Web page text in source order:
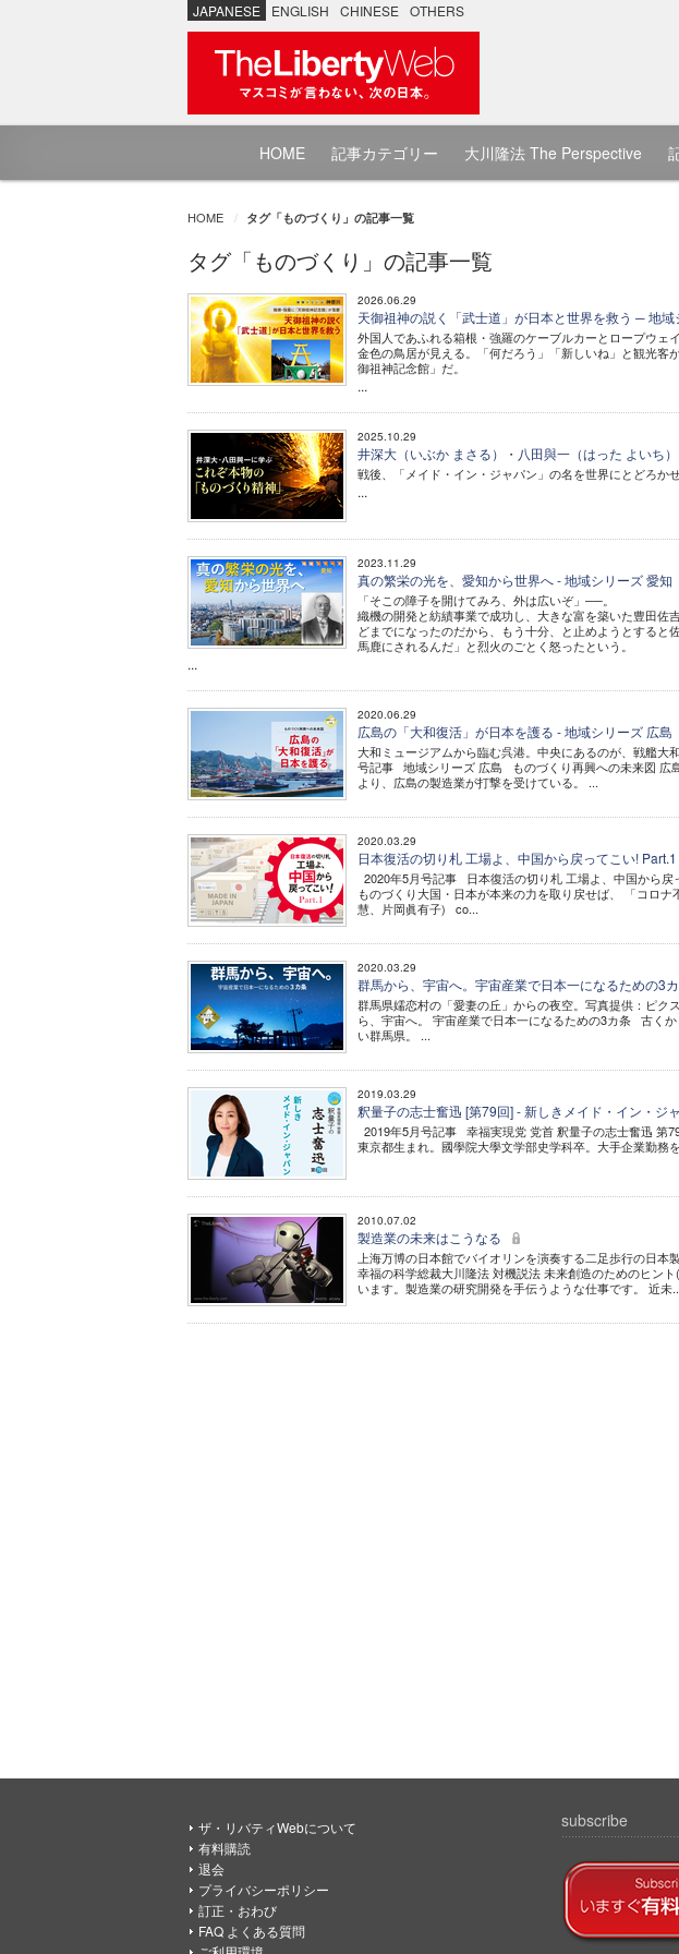
JAPANESE ENGLISH CHINESE OTHERS
HOME 記事カテゴリー 大川隆法 The Perspective
HOME タグ「ものづくり」の記事一覧
タグ「ものづくり」の記事一覧
2026.06.29
天御祖神の説く「武士道」が日本と世界を救う ─ 地域
外国人であふれる箱根・強羅のケーブルカーとロープウ
金色の鳥居が見える。「何だろう」「新しいね」と観光客
御祖神記念館」だ。
...
2025.10.29
井深大（いぶか まさる）・八田與一（はった よいち
戦後、「メイド・イン・ジャパン」の名を世界にとどろか
...
2023.11.29
真の繁栄の光を、愛知から世界へ - 地域シリーズ 愛知
「そこの障子を開けてみろ、外は広いぞ」──。
織機の開発と紡績事業で成功し、大きな富を築いた豊田佐
どまでになったのだから、もう十分、と止めようとする
馬鹿にされるんだ」と烈火のごとく怒ったという。
...
2020.06.29
広島の「大和復活」が日本を護る - 地域シリーズ 広島
大和ミュージアムから臨む呉港。中央にあるのが、戦艦
号記事 地域シリーズ 広島 ものづくり再興への未来図 広
より、広島の製造業が打撃を受けている。 ...
2020.03.29
日本復活の切り札 工場よ、中国から戻ってこい! Part.1
2020年5月号記事 日本復活の切り札 工場よ、中国から
ものづくり大国・日本が本来の力を取り戻せば、 「コロ
慧、片岡眞有子) co...
2020.03.29
群馬から、宇宙へ。宇宙産業で日本一になるための3
群馬県嬬恋村の「愛妻の丘」からの夜空。写真提供：
ら、宇宙へ。 宇宙産業で日本一になるための3カ条 古く
い群馬県。 ...
2019.03.29
釈量子の志士奮迅 [第79回] - 新しきメイド・イン・ジ
2019年5月号記事 幸福実現党 党首 釈量子の志士奮迅 第
東京都生まれ。國學院大學文学部史学科卒。大手企業勤務
2010.07.02
製造業の未来はこうなる
上海万博の日本館でバイオリンを演奏する二足歩行の日
幸福の科学総裁大川隆法 対機説法 未来創造のためのヒン
います。製造業の研究開発を手伝うような仕事です。 近未
ザ・リバティWebについて
有料購読
退会
プライバシーポリシー
訂正・おわび
FAQ よくある質問
subscribe